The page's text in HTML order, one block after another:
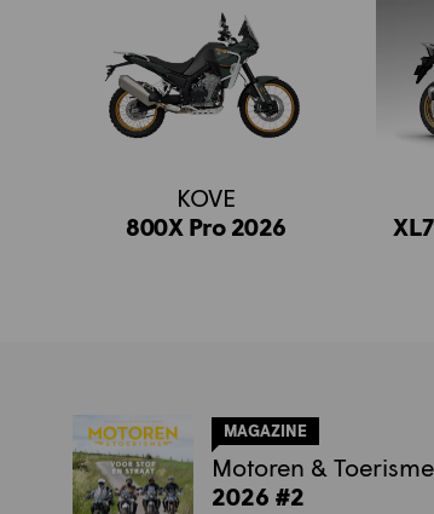
KOVE
800X Pro 2026
MAGAZINE
Motoren & Toerisme
2026 #2